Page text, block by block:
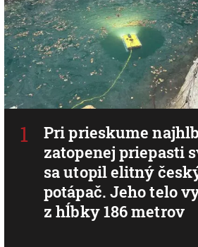
Pri prieskume
zatopenej priepasti
sa utopil elitný
potápač. Jeho telo
z hĺbky 186 metrov